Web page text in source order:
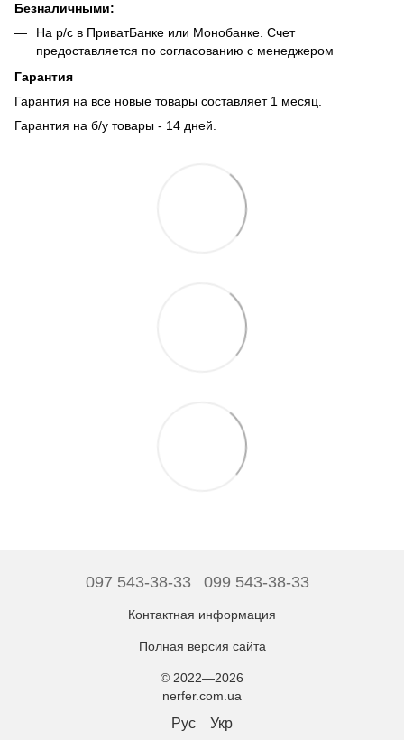
Безналичными:
На р/с в ПриватБанке или Монобанке. Счет
предоставляется по согласованию с менеджером
Гарантия
Гарантия на все новые товары составляет 1 месяц.
Гарантия на б/у товары - 14 дней.
097 543-38-33 099 543-38-33
Контактная информация
Полная версия сайта
© 2022—2026
nerfer.com.ua
Рус Укр